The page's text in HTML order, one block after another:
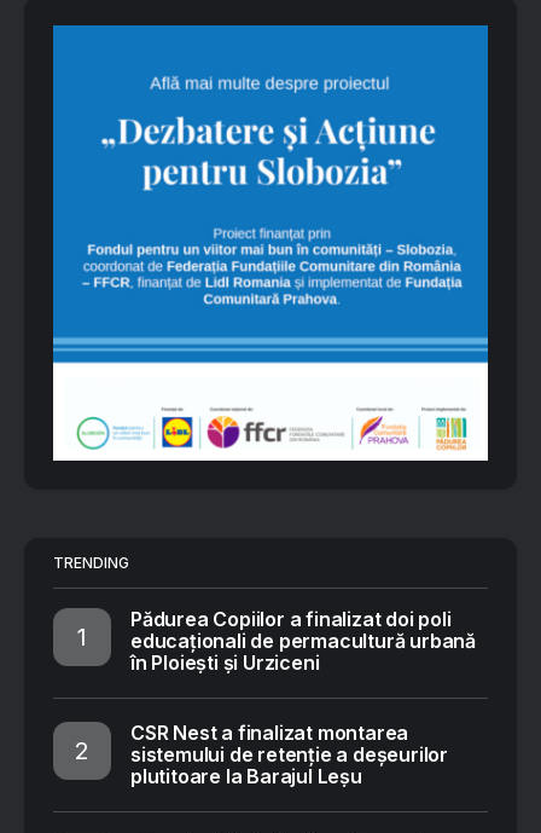
TRENDING
Pădurea Copiilor a finalizat doi poli
educaționali de permacultură urbană
în Ploiești și Urziceni
CSR Nest a finalizat montarea
sistemului de retenție a deșeurilor
plutitoare la Barajul Leșu